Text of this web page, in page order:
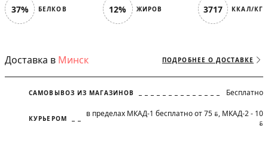
37% БЕЛКОВ 12% ЖИРОВ 3717 ККАЛ/КГ
Доставка в Минск ПОДРОБНЕЕ О ДОСТАВКЕ
САМОВЫВОЗ ИЗ МАГАЗИНОВ Бесплатно
КУРЬЕРОМ в пределах МКАД-1 бесплатно от 75 BYN, МКАД-2 - 10
BYN